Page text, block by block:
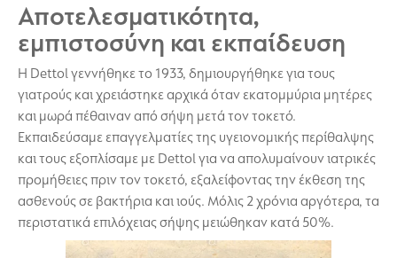
Αποτελεσματικότητα,
εμπιστοσύνη και εκπαίδευση
Η Dettol γεννήθηκε το 1933, δημιουργήθηκε για τους
γιατρούς και χρειάστηκε αρχικά όταν εκατομμύρια μητέρες
και μωρά πέθαιναν από σήψη μετά τον τοκετό.
Εκπαιδεύσαμε επαγγελματίες της υγειονομικής περίθαλψης
και τους εξοπλίσαμε με Dettol για να απολυμαίνουν ιατρικές
προμήθειες πριν τον τοκετό, εξαλείφοντας την έκθεση της
ασθενούς σε βακτήρια και ιούς. Μόλις 2 χρόνια αργότερα, τα
περιστατικά επιλόχειας σήψης μειώθηκαν κατά 50%.